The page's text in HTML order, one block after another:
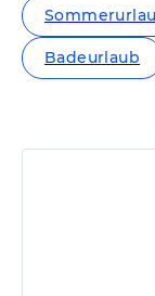
Badeurlaub